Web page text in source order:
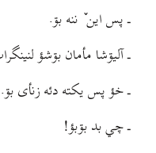
ـ پس این ٚ ننه بۊ.
ـ آلیۊشا مأمان بۊشؤ
ـ خؤ پس یکته دئه زنأی بۊ.
ـ چي بد بۊبؤ!